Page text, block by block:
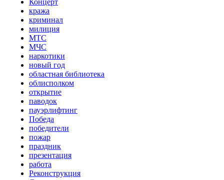
Концерт
кража
криминал
милиция
МТС
МЧС
наркотики
новый год
областная библиотека
облисполком
открытие
паводок
пауэрлифтинг
Победа
победители
пожар
праздник
презентация
работа
Реконструкция